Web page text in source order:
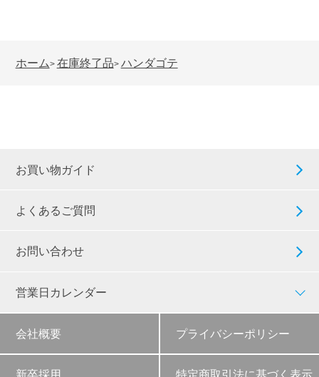
ホーム> 在庫終了品> ハンダゴテ
お買い物ガイド
よくあるご質問
お問い合わせ
営業日カレンダー
会社概要 プライバシーポリシー
新卒採用 特定商取引法に基づく表示